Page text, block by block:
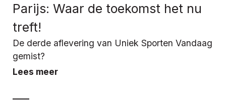
Parijs: Waar de toekomst het nu
treft!
De derde aflevering van Uniek Sporten Vandaag
gemist?
Lees meer